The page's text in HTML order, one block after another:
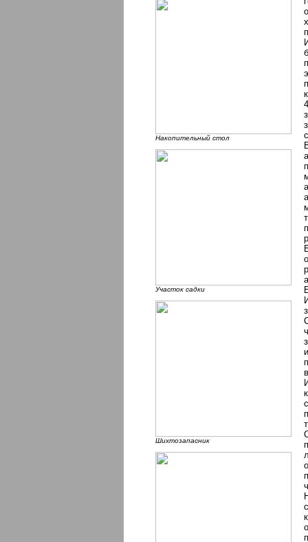
Накопительный стол
Участок садки
Шихтозапасник